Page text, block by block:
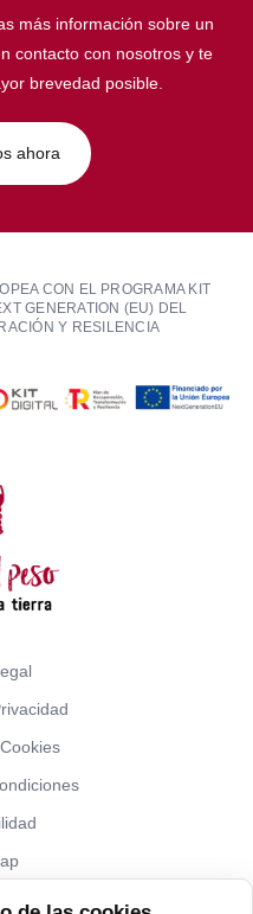
más información sobre un
contacto con nosotros y te
brevedad posible.
ahora
CON EL PROGRAMA KIT
GENERATION (EU) DEL
Y RESILENCIA